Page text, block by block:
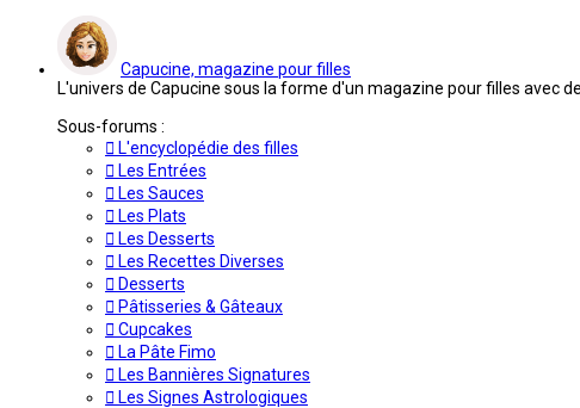
Capucine, magazine pour filles
L'univers de Capucine sous la forme d'un magazine pour filles avec
Sous-forums :
L'encyclopédie des filles
Les Entrées
Les Sauces
Les Plats
Les Desserts
Les Recettes Diverses
Desserts
Pâtisseries & Gâteaux
Cupcakes
La Pâte Fimo
Les Bannières Signatures
Les Signes Astrologiques